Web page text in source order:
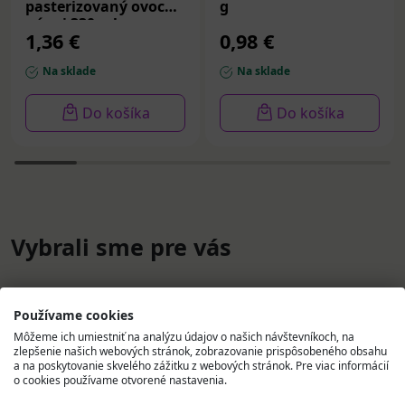
pasterizovaný ovocný
nápoj 330 ml
1,36 €
Na sklade
Do košíka
g
0,98 €
Na sklade
Do košíka
Vybrali sme pre vás
Používame cookies
Môžeme ich umiestniť na analýzu údajov o našich návštevníkoch, na
zlepšenie našich webových stránok, zobrazovanie prispôsobeného obsahu
a na poskytovanie skvelého zážitku z webových stránok. Pre viac informácií
o cookies používame otvorené nastavenia.